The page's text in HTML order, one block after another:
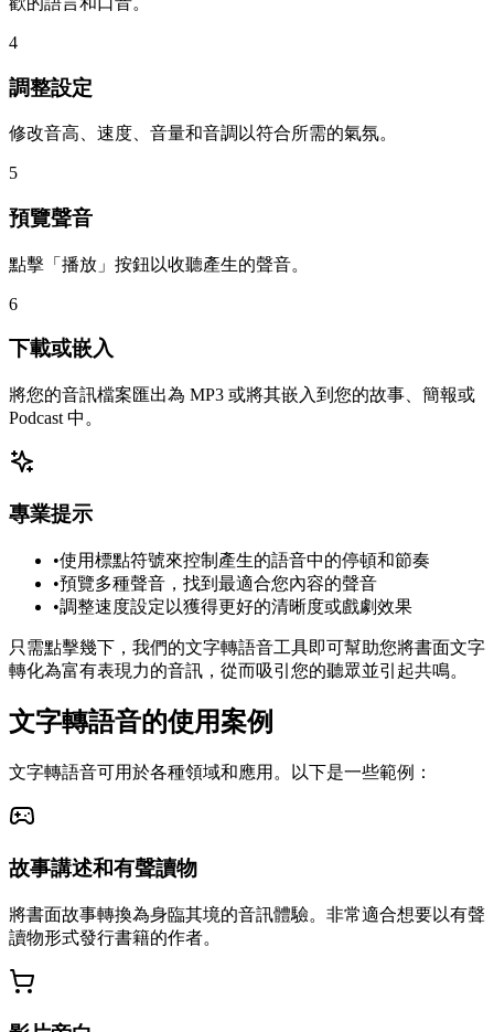
4
調整設定
修改音高、速度、音量和音調以符合所需的氣氛。
5
預覽聲音
點擊「播放」按鈕以收聽產生的聲音。
6
下載或嵌入
將您的音訊檔案匯出為 MP3 或將其嵌入到您的故事、簡報或
Podcast 中。
專業提示
•使用標點符號來控制產生的語音中的停頓和節奏
•預覽多種聲音，找到最適合您內容的聲音
•調整速度設定以獲得更好的清晰度或戲劇效果
只需點擊幾下，我們的文字轉語音工具即可幫助您將書面文字
轉化為富有表現力的音訊，從而吸引您的聽眾並引起共鳴。
文字轉語音的使用案例
文字轉語音可用於各種領域和應用。以下是一些範例：
故事講述和有聲讀物
將書面故事轉換為身臨其境的音訊體驗。非常適合想要以有聲
讀物形式發行書籍的作者。